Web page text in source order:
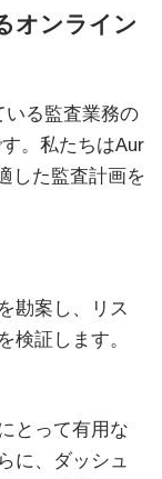
オンライン
る監査業務の
。私たちはAur
した監査計画を
勘案し、リス
検証します。
とって有用な
に、ダッシュ